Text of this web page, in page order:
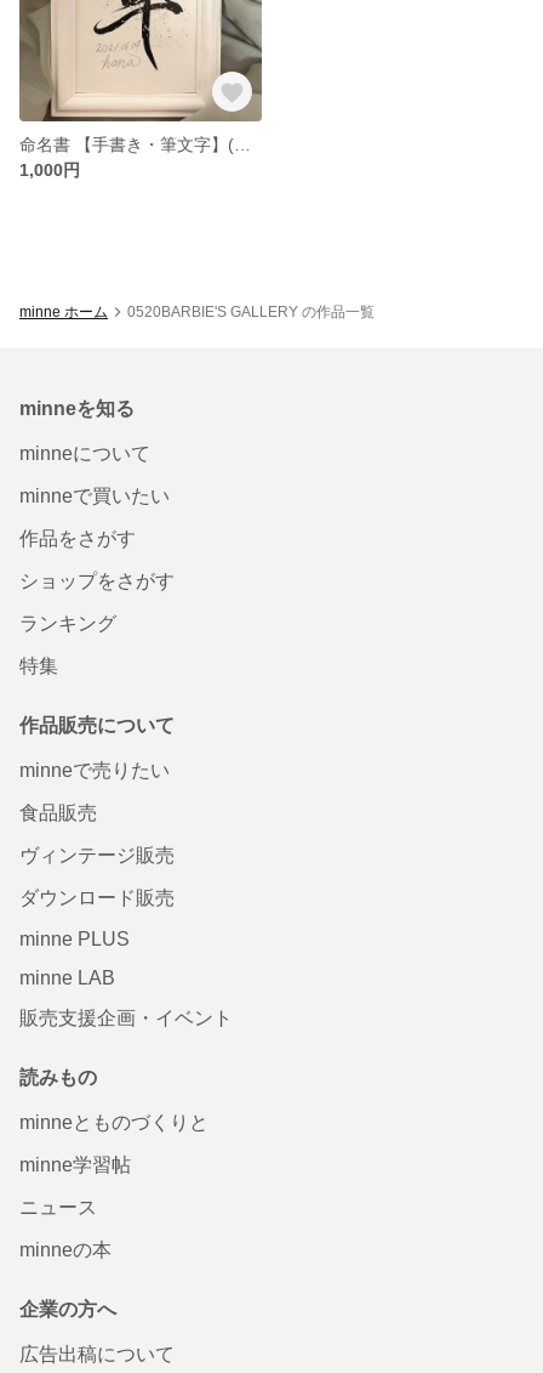
1,000円
minne ホーム 0520BARBIE'S GALLERY の作品一覧
minneを知る
minneについて
minneで買いたい
作品をさがす
ショップをさがす
ランキング
特集
作品販売について
minneで売りたい
食品販売
ヴィンテージ販売
ダウンロード販売
minne PLUS
minne LAB
販売支援企画・イベント
読みもの
minneとものづくりと
minne学習帖
ニュース
minneの本
企業の方へ
広告出稿について